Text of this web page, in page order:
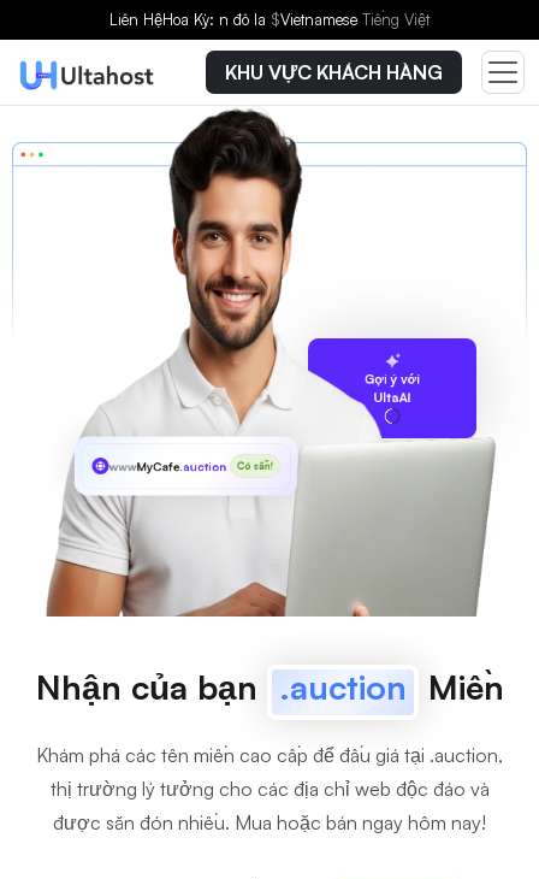
Liên HệHoa Kỳ: n đô la $Vietnamese Tiếng Việt
KHU VỰC KHÁCH HÀNG
Gợi ý với
UltaAI
wwwMyCafe.auction Có sẵn!
Nhận của bạn .auction Miền
Khám phá các tên miền cao cấp để đấu giá tại .auction,
thị trường lý tưởng cho các địa chỉ web độc đáo và
được săn đón nhiều. Mua hoặc bán ngay hôm nay!